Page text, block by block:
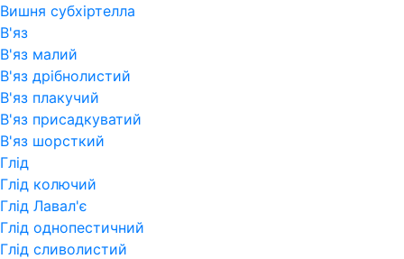
Вишня субхіртелла
В'яз
В'яз малий
В'яз дрібнолистий
В'яз плакучий
В'яз присадкуватий
В'яз шорсткий
Глід
Глід колючий
Глід Лавал'є
Глід однопестичний
Глід сливолистий